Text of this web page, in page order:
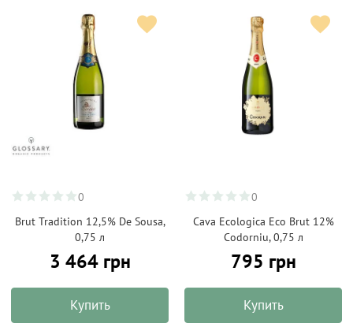
0
Brut Tradition 12,5% De Sousa,
0,75 л
3 464 грн
Купить
0
Cava Ecologica Eco Brut 12%
Codorniu, 0,75 л
795 грн
Купить